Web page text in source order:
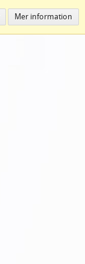
Mer information